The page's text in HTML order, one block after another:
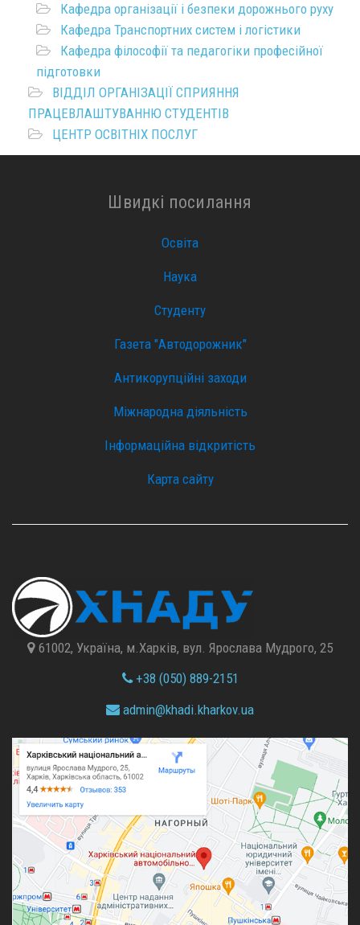
Кафедра організації і безпеки дорожнього руху
Кафедра Транспортних систем і логістики
Кафедра філософії та педагогіки професійної
підготовки
ВІДДІЛ ОРГАНІЗАЦІЇ СПРИЯННЯ
ПРАЦЕВЛАШТУВАННЮ СТУДЕНТІВ
ЦЕНТР ОСВІТНІХ ПОСЛУГ
Швидкі посилання
Освіта
Наука
Студенту
Газета "Автодорожник"
Антикорупційні заходи
Міжнародна діяльність
Інформаційна відкритість
Карта сайту
61002, Україна, м.Харків, вул. Ярослава Мудрого, 25
+38 (050) 889-2151
admin@khadi.kharkov.ua